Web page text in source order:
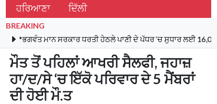
ਹਰਿਆਣਾ
ਦਿੱਲੀ
BREAKING
ਮਾਨ ਸਰਕਾਰ ਧਰਤੀ ਹੇਠਲੇ ਪਾਣੀ ਦੇ ਪੱਧਰ ‘ਚ ਸੁਧਾਰ ਲਈ 16,000
ਮੌਤ ਤੋਂ ਪਹਿਲਾਂ ਆਖਰੀ ਸੈਲਫੀ, ਜਹਾਜ਼
ਹਾ/ਦ/ਸੇ ‘ਚ ਇੱਕੋ ਪਰਿਵਾਰ ਦੇ 5 ਮੈਂਬਰਾਂ
ਦੀ ਹੋਈ ਮੌ.ਤ